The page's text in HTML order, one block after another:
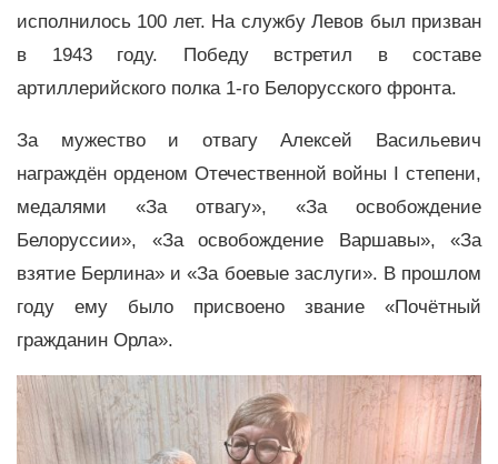
исполнилось 100 лет. На службу Левов был призван
в 1943 году. Победу встретил в составе
артиллерийского полка 1-го Белорусского фронта.
За мужество и отвагу Алексей Васильевич
награждён орденом Отечественной войны I степени,
медалями «За отвагу», «За освобождение
Белоруссии», «За освобождение Варшавы», «За
взятие Берлина» и «За боевые заслуги». В прошлом
году ему было присвоено звание «Почётный
гражданин Орла».